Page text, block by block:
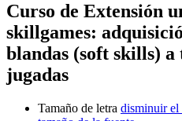
Curso de Extensión
skillgames:
blandas (soft skills) a
jugadas
Tamaño de letra disminuir el